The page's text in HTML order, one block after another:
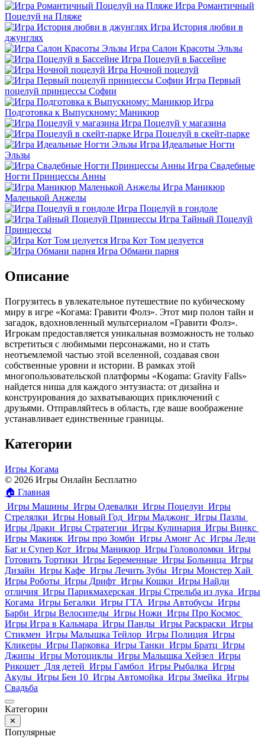
Игра Романтичный
Поцелуй на Пляже
Игра История любви в
джунглях
Игра Салон Красоты Эльзы
Игра Поцелуй в Бассейне
Игра Ночной поцелуй
Игра Первый
поцелуй принцессы Софии
Игра
Подготовка к Выпускному: Маникюр
Игра Поцелуй у магазина
Игра Поцелуй в скейт-парке
Игра Идеальные Ногти
Эльзы
Игра Свадебные
Ногти Принцессы Анны
Игра Маникюр
Маленькой Анжелы
Игра Поцелуй в гондоле
Игра Тайный Поцелуй
Принцессы
Игра Кот Том целуется
Игра Обмани парня
Описание
Погрузитесь в увлекательное путешествие по кубическому
миру в игре «Когама: Гравити Фолз». Этот мир полон тайн и
загадок, вдохновленный мультсериалом «Гравити Фолз».
Игрокам предоставляется уникальная возможность не только
встретиться с любимыми персонажами, но и стать
неотъемлемой частью этой вселенной, создавая свои
собственные уровни и истории. В рамках этой
многопользовательской платформы «Kogama: Gravity Falls»
найдется ниша для каждого энтузиаста: от дизайна и
конструирования до захватывающих приключений с
друзьями. Отправляйтесь в область, где ваше воображение
устанавливает единственные границы.
Категории
Игры Когама
© 2026 Игры Онлайн Бесплатно
🏠 Главная
Игры Машины Игры Одевалки Игры Поцелуи Игры
Стрелялки Игры Новый Год Игры Маджонг Игры Пазлы
Игры Драки Игры Стратегии Игры Кулинария Игры Винкс
Игры Макияж Игры про Зомби Игры Амонг Ас Игры Леди
Баг и Супер Кот Игры Маникюр Игры Головоломки Игры
Готовить Тортики Игры Беременные Игры Больница Игры
Дизайн Игры Кафе Игры Лечить Зубы Игры Монстер Хай
Игры Роботы Игры Дрифт Игры Кошки Игры Найди
отличия Игры Парикмахерская Игры Стрельба из лука Игры
Когама Игры Бегалки Игры ГТА Игры Автобусы Игры
Барби Игры Велосипеды Игры Ножи Игры Про Космос
Игры Игра в Кальмара Игры Панды Игры Раскраски Игры
Стикмен Игры Малышка Тейлор Игры Полиция Игры
Кликеры Игры Парковка Игры Танки Игры Братц Игры
Джипы Игры Мотоциклы Игры Малышка Хейзел Игры
Рикошет Для детей Игры Гамбол Игры Рыбалка Игры
Акулы Игры Бен 10 Игры Автомойка Игры Змейка Игры
Свадьба
Категории
✕
Популярные